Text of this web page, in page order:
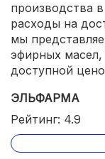
производства
расходы на
мы
эфирных
доступной
ЭЛЬФАРМА
Рейтинг: 4.9